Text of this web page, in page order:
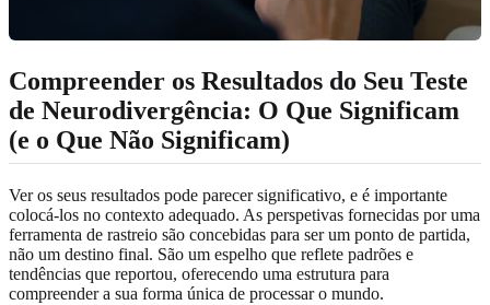
Compreender os Resultados do Seu Teste
de Neurodivergência: O Que Significam
(e o Que Não Significam)
Ver os seus resultados pode parecer significativo, e é importante
colocá-los no contexto adequado. As perspetivas fornecidas por uma
ferramenta de rastreio são concebidas para ser um ponto de partida,
não um destino final. São um espelho que reflete padrões e
tendências que reportou, oferecendo uma estrutura para
compreender a sua forma única de processar o mundo.